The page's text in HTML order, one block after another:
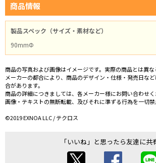
商品情報
製品スペック（サイズ・素材など）
90mmΦ
商品の写真および画像はイメージです。実際の商品とは異な
メーカーの都合により、商品のデザイン・仕様・発売日な
合があります。
商品の詳細につきましては、各メーカー様にお問い合わせく
画像・テキストの無断転載、及びそれに準ずる行為を一切禁
©2019 EXNOA LLC / テクロス
「いいね」と思ったら友達に共